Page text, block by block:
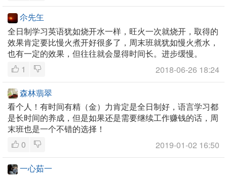
尒先玍
全日制学习英语犹如烧开水一样，旺火一次就烧开，取得的
效果肯定要比慢火煮开好很多了，周末班就犹如慢火煮水，
也有一定的效果，但往往就会显得时间长。进步缓慢。
1
2018-06-26 18:24
森林翡翠
看个人！有时间有精（金）力肯定是全日制好，语言学习都
是长时间的养成，但是如果还是需要继续工作赚钱的话，周
末班也是一个不错的选择！
0
2019-01-02 16:50
一心茹一